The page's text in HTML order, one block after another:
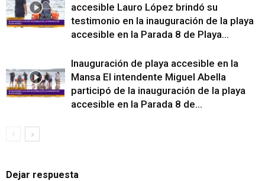
accesible Lauro López brindó su
testimonio en la inauguración de la playa
accesible en la Parada 8 de Playa...
Inauguración de playa accesible en la
Mansa El intendente Miguel Abella
participó de la inauguración de la playa
accesible en la Parada 8 de...
Dejar respuesta